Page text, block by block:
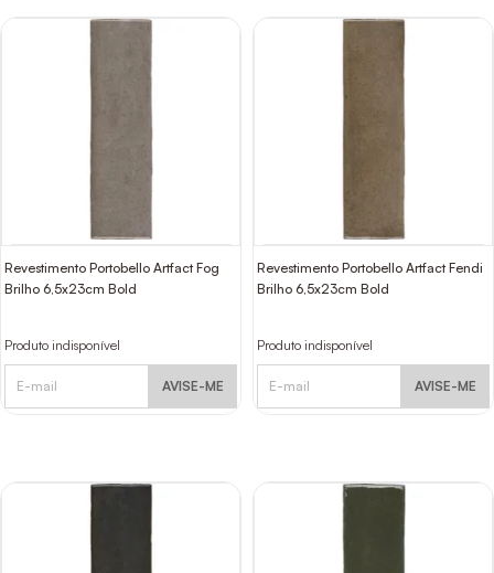
Revestimento Portobello Artfact Fog
Brilho 6,5x23cm Bold
Produto indisponível
AVISE-ME
Revestimento Portobello Artfact Fendi
Brilho 6,5x23cm Bold
Produto indisponível
AVISE-ME